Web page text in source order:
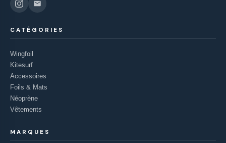
CATÉGORIES
Wingfoil
Kitesurf
Accessoires
Foils & Mats
Néoprène
Vêtements
MARQUES